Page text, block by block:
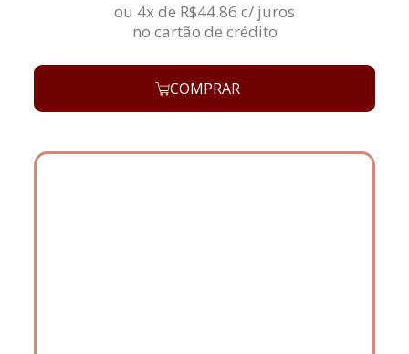
ou 4x de R$44.86 c/ juros
no cartão de crédito
COMPRAR